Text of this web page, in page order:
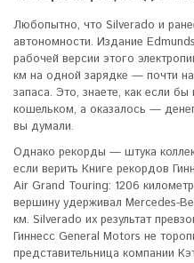
Любопытно, что Silverado и
автономности. Издание
рабочей версии этого
км на одной зарядке — почти
запаса. Это, знаете, как если
кошельком, а оказалось —
вы думали.
Однако рекорды — штука
если верить Книге рекордов
Air Grand Touring: 1206
вершину удерживал Mercedes-
км. Silverado их результат
Гиннесс General Motors не
представительница компании